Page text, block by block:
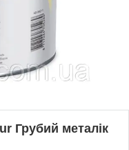
Грубий металік